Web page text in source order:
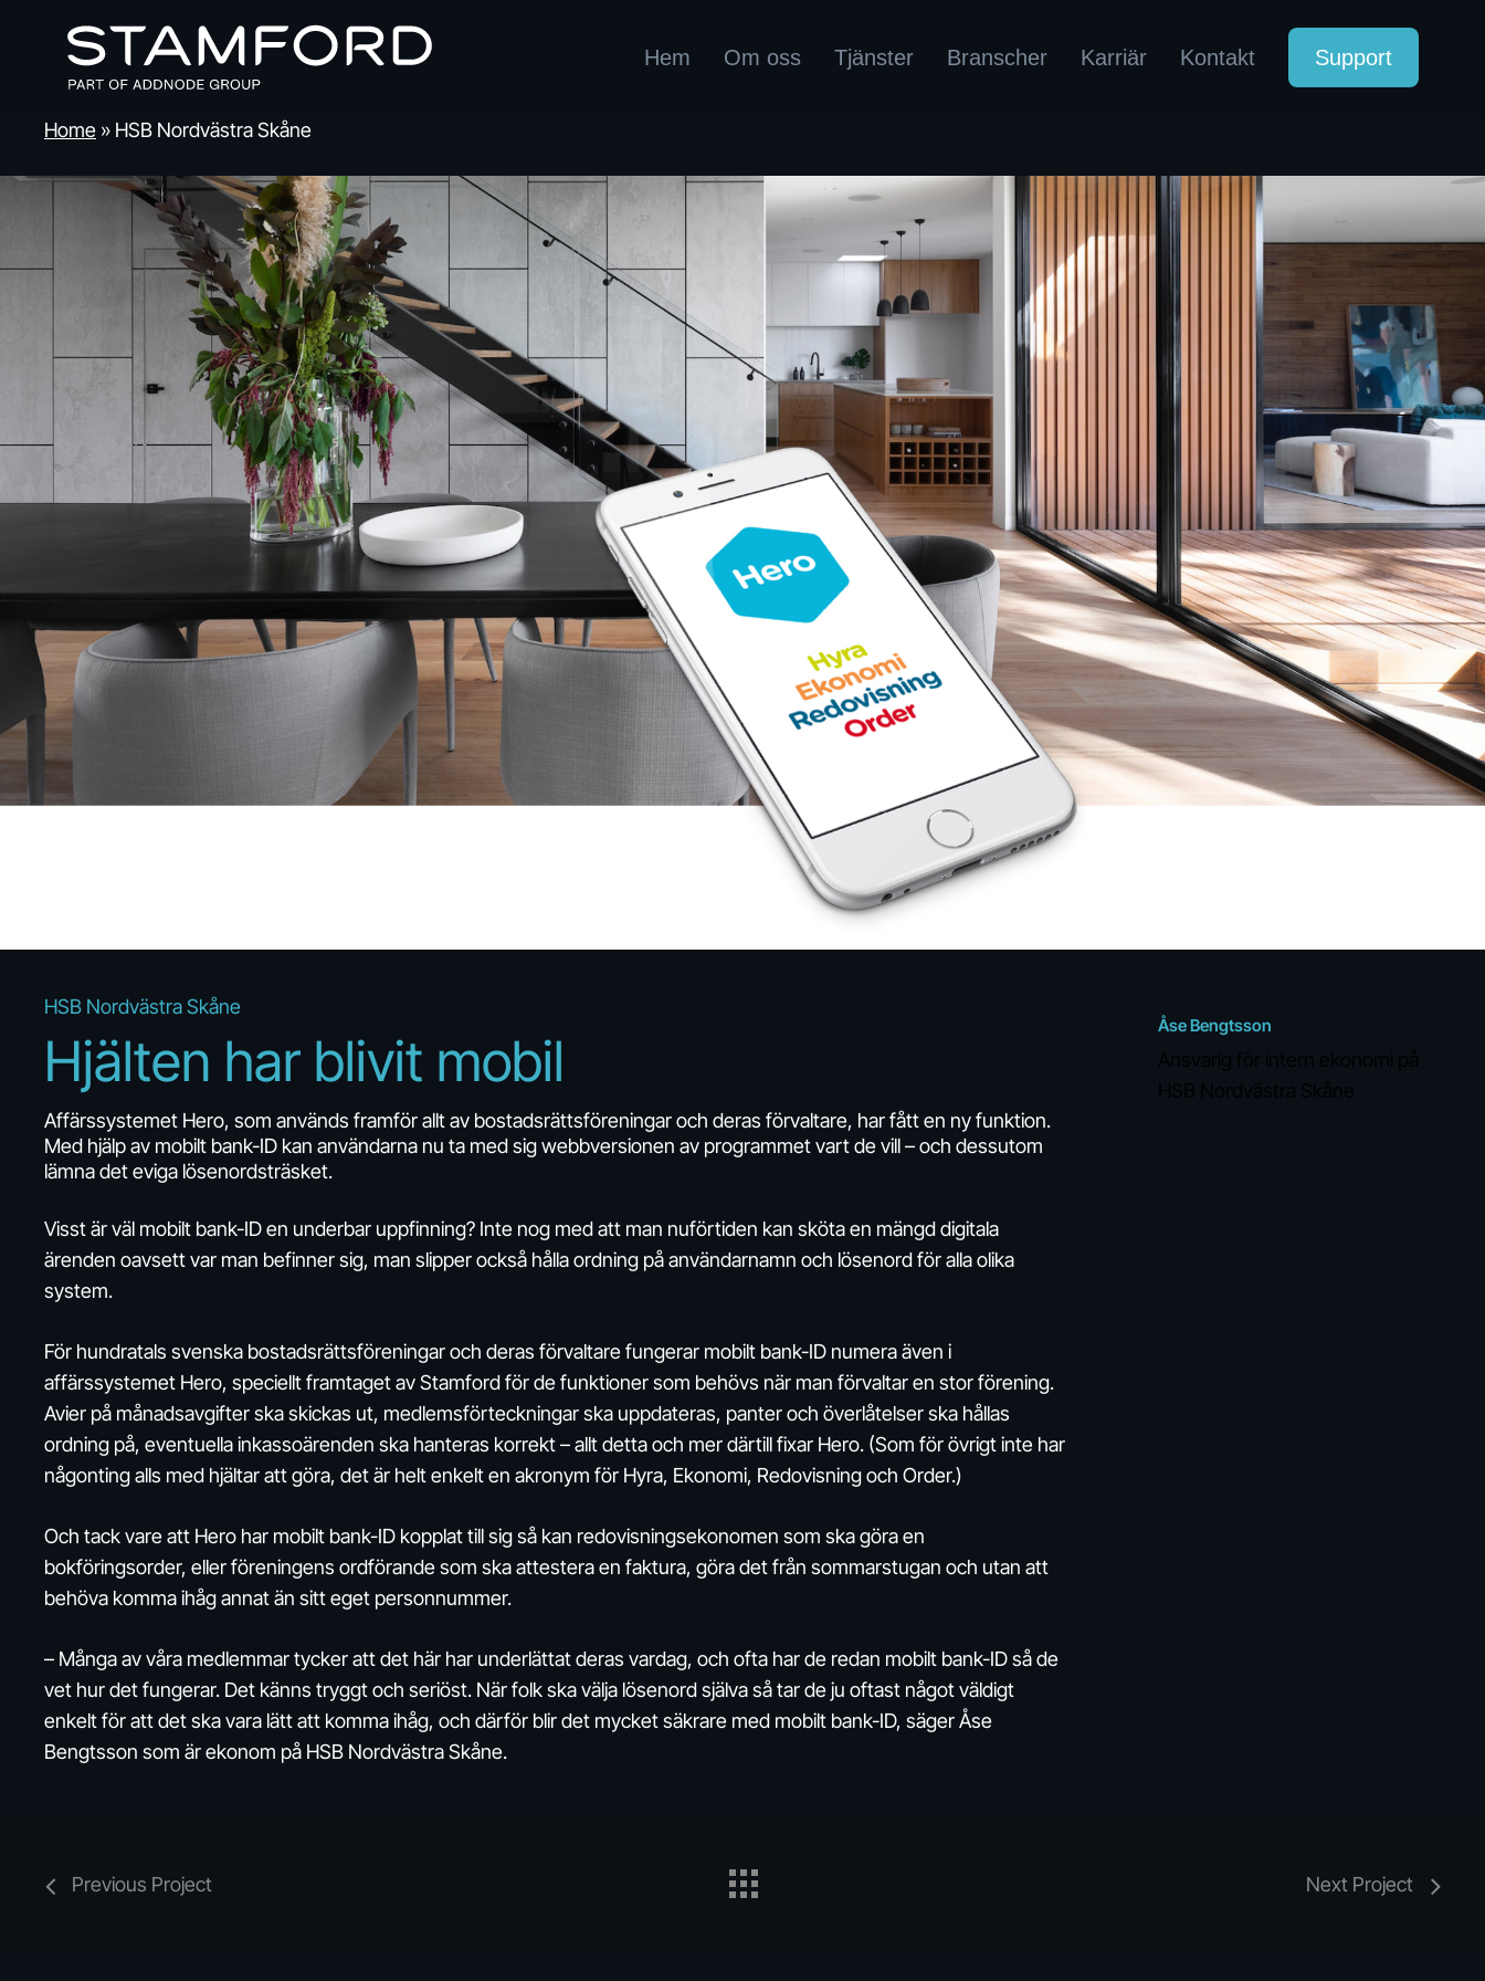
Hem Om oss Tjänster Branscher Karriär Kontakt Support
Home » HSB Nordvästra Skåne
HSB Nordvästra Skåne
Hjälten har ­blivit mobil
Affärssystemet Hero, som används framför allt av bostadsrättsföreningar och deras förvaltare, har fått en ny funktion.
Med hjälp av mobilt bank-ID kan användarna nu ta med sig webbversionen av programmet vart de vill – och dessutom
lämna det eviga lösenordsträsket.
Visst är väl mobilt bank-ID en underbar uppfinning? Inte nog med att man nuförtiden kan sköta en mängd digitala
ärenden oavsett var man befinner sig, man slipper också hålla ordning på användarnamn och lösenord för alla olika
system.
För hundratals svenska bostadsrättsföreningar och deras förvaltare fungerar mobilt bank-ID numera även i
affärssystemet Hero, speciellt framtaget av Stamford för de funktioner som behövs när man förvaltar en stor förening.
Avier på månadsavgifter ska skickas ut, medlemsförteckningar ska uppdateras, panter och överlåtelser ska hållas
ordning på, eventuella inkassoärenden ska hanteras korrekt – allt detta och mer därtill fixar Hero. (Som för övrigt inte har
någonting alls med hjältar att göra, det är helt enkelt en akronym för Hyra, Ekonomi, Redovisning och Order.)
Och tack vare att Hero har mobilt bank-ID kopplat till sig så kan redovisningsekonomen som ska göra en
bokföringsorder, eller föreningens ordförande som ska attestera en faktura, göra det från sommarstugan och utan att
behöva komma ihåg annat än sitt eget personnummer.
– Många av våra medlemmar tycker att det här har underlättat deras vardag, och ofta har de redan mobilt bank-ID så de
vet hur det fungerar. Det känns tryggt och seriöst. När folk ska välja lösenord själva så tar de ju oftast något väldigt
enkelt för att det ska vara lätt att komma ihåg, och därför blir det mycket säkrare med mobilt bank-ID, säger Åse
Bengtsson som är ekonom på HSB Nordvästra Skåne.
Åse Bengtsson
Previous Project Next Project